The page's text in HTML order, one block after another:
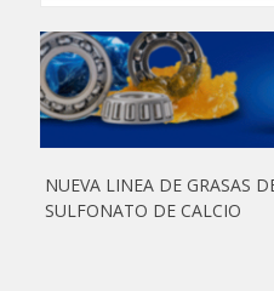
NUEVA LINEA DE GRASAS
SULFONATO DE CALCIO